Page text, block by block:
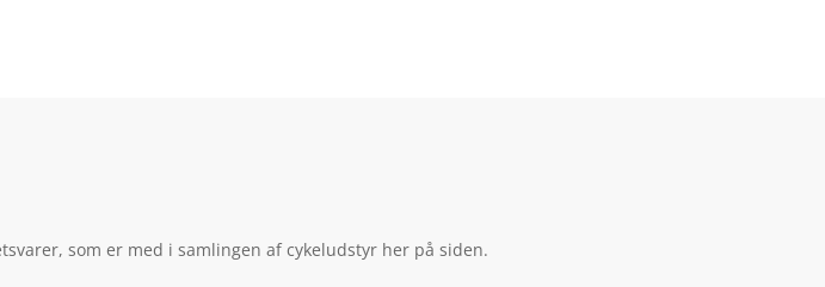
som er med i samlingen af cykeludstyr her på siden.